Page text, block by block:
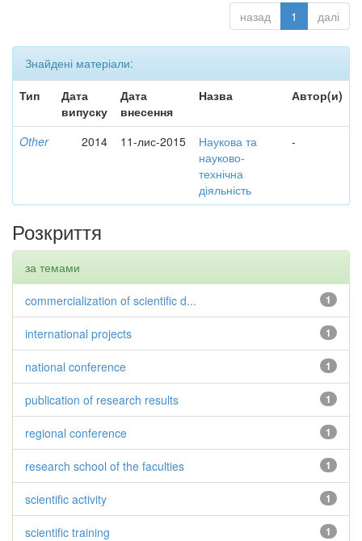
назад 1 далі
Знайдені матеріали:
Тип
Дата
випуску
Дата
внесення
Назва Автор(и)
Other 2014 11-лис-2015
Наукова та
науково-
технічна
діяльність
-
Розкриття
за темами
1
commercialization of scientific d...
1
international projects
1
national conference
1
publication of research results
1
regional conference
1
research school of the faculties
1
scientific activity
1
scientific training